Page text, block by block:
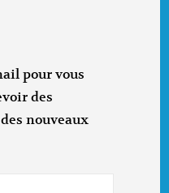
pour vous
des
nouveaux